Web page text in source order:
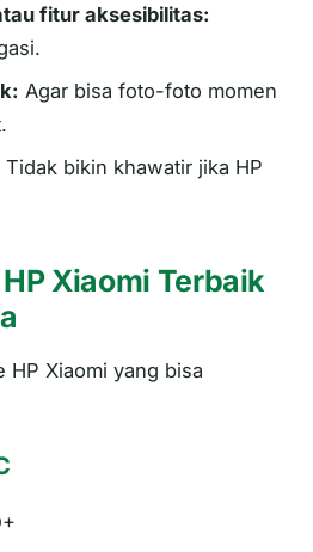
fitur aksesibilitas:
Agar bisa foto-foto momen
Tidak bikin khawatir jika HP
Xiaomi Terbaik
HP Xiaomi yang bisa